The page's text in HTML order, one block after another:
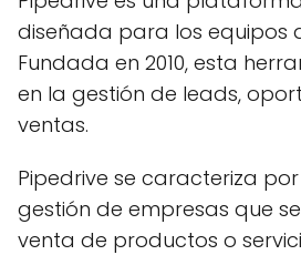
diseñada para los equipos
Fundada en 2010, esta
en la gestión de leads,
ventas.
Pipedrive se caracteriza
gestión de empresas que
venta de productos o